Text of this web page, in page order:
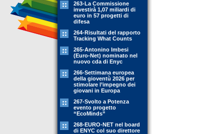
263-La Commissione
investirà 1,07 miliardi di
euro in 57 progetti di
difesa
264-Risultati del rapporto
Tracking What Counts
265-Antonino Imbesi
(Euro-Net) nominato nel
nuovo cda di Enyc
266-Settimana europea
della gioventù 2026 per
stimolare l’impegno dei
giovani in Europa
267-Svolto a Potenza
evento progetto
“EcoMinds”
268-EURO-NET nel board
di ENYC col suo direttore